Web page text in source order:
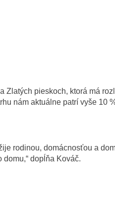
Zlatých pieskoch, ktorá má
nám aktuálne patrí vyše 10
rodinou, domácnosťou a
dopĺňa Kováč.